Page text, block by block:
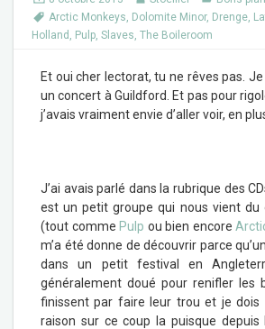
Arctic Monkeys Dolomite Minor, Drenge
Holland
Pulp Slaves The Boileroom
Et oui cher lectorat, tu ne rêves pas.
un concert à Guildford. Et pas pour
j’avais vraiment envie d’aller voir, en
J’ai avais parlé dans la rubrique des
est un petit groupe qui nous vient du
(tout commePulp ou bien encore
m’a été donne de découvrir parce
dans un petit festival en
généralement doué pour renifler les
finissent par faire leur trou et je dois
raison sur ce coup la puisque depuis